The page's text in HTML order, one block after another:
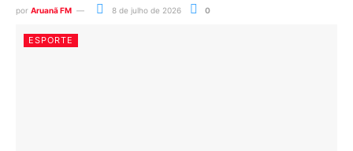
por Aruanã FM 8 de julho de 2026 0
ESPORTE